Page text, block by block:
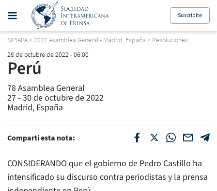
Suscribite
SIPIAPA> 2022 Asamblea General - Madrid, España > Resoluciones
28 de octubre de 2022 - 06:00
Perú
78 Asamblea General
27 - 30 de octubre de 2022
Madrid, España
Compartí esta nota:
CONSIDERANDO que el gobierno de Pedro Castillo ha
intensificado su discurso contra periodistas y la prensa